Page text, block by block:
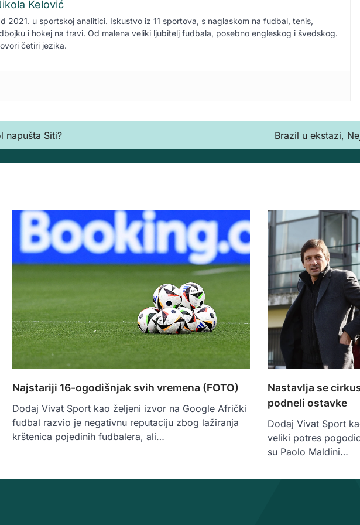
Kelović
2021. u sportskoj analitici. Iskustvo iz 11 sportova, s naglaskom na fudbal, tenis,
i hokej na travi. Od malena veliki ljubitelj fudbala, posebno engleskog i švedskog.
četiri jezika.
napušta Siti? Brazil u ekstazi,
Najstariji 16-ogodišnjak svih vremena (FOTO)
Dodaj Vivat Sport kao željeni izvor na Google Afrički
fudbal razvio je negativnu reputaciju zbog lažiranja
krštenica pojedinih fudbalera, ali…
Nastavlja se
podneli ostavke
Dodaj Vivat Sport
veliki potres
su Paolo Maldini…